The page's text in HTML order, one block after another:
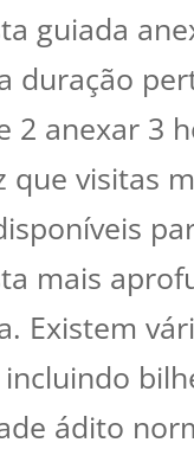
guiada
duração
2 anexar 3
que visitas
mais
Existem
ádito